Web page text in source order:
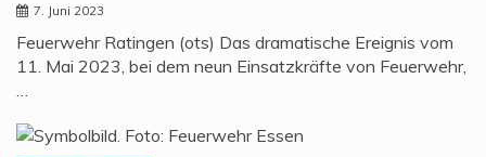
7. Juni 2023
Feuerwehr Ratingen (ots) Das dramatische Ereignis vom
11. Mai 2023, bei dem neun Einsatzkräfte von Feuerwehr,